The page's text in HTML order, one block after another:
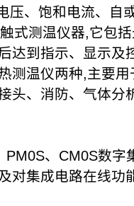
压、饱和电流、自
式测温仪器,它包
达到指示、显示及
测温仪两种,主要
头、消防、气体分
PM0S、 CM0S数字
对集成电路在线功